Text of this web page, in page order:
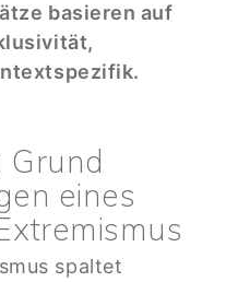
basieren auf
Grund
eines
spaltet